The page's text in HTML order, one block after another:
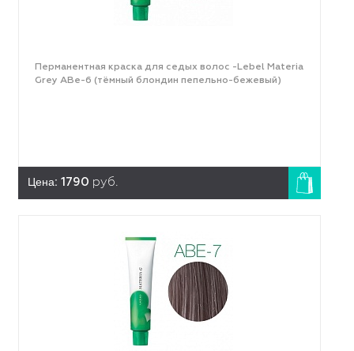
Перманентная краска для седых волос -Lebel Materia
Grey ABe-6 (тёмный блондин пепельно-бежевый)
Цена: 1790 руб.